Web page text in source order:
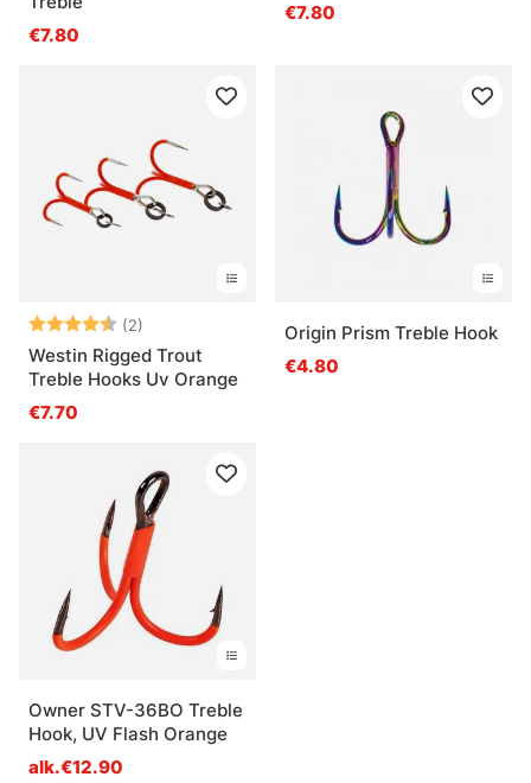
€7.80
€7.80
Arvio: (2)
4.5 5:sta tähdestä
Westin Rigged Trout
Treble Hooks Uv Orange
€7.70
Origin Prism Treble Hook
€4.80
Owner STV-36BO Treble
Hook, UV Flash Orange
alk.€12.90